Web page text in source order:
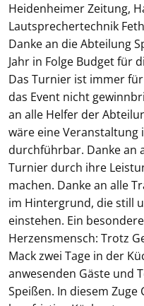
Heidenheimer Zeitung,
Lautsprechertechnik
Danke an die Abteilung
Jahr in Folge Budget für
Das Turnier ist immer
das Event nicht
an alle Helfer der
wäre eine
durchführbar. Danke an
Turnier durch ihre
machen. Danke an alle
im Hintergrund, die still
einstehen. Ein
Herzensmensch: Trotz
Mack zwei Tage in der
anwesenden Gäste und
Speißen. In diesem Zuge